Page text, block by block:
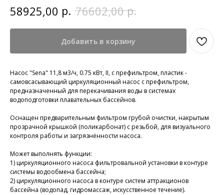
58925,00 р. 76602,00 р.
Добавить в корзину
Насос "Sena" 11,8 м3/ч, 0.75 кВт, II, с префильтром, пластик -
самовсасывающий циркуляционный насос с префильтром,
предназначенный для перекачивания воды в системах
водоподготовки плавательных бассейнов.
Оснащен предварительным фильтром грубой очистки, накрытым
прозрачной крышкой (поликарбонат) с резьбой, для визуального
контроля работы и загрязнённости насоса.
Может выполнять функции:
1) циркуляционного насоса фильтровальной установки в контуре
системы водообмена бассейна;
2) циркуляционного насоса в контуре систем аттракционов
бассейна (водопад, гидромассаж, искусственное течение).